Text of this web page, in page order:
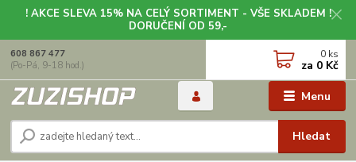
! AKCE SLEVA 15% NA CELÝ SORTIMENT - VŠE SKLADEM !
DORUČENÍ OD 59,-
Menu
Hledat
608 867 477
(Po-Pá, 9-18 hod.)
0 ks
za 0 Kč